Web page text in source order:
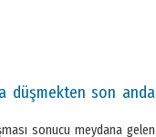
düşmekten son anda
sonucu meydana gelen